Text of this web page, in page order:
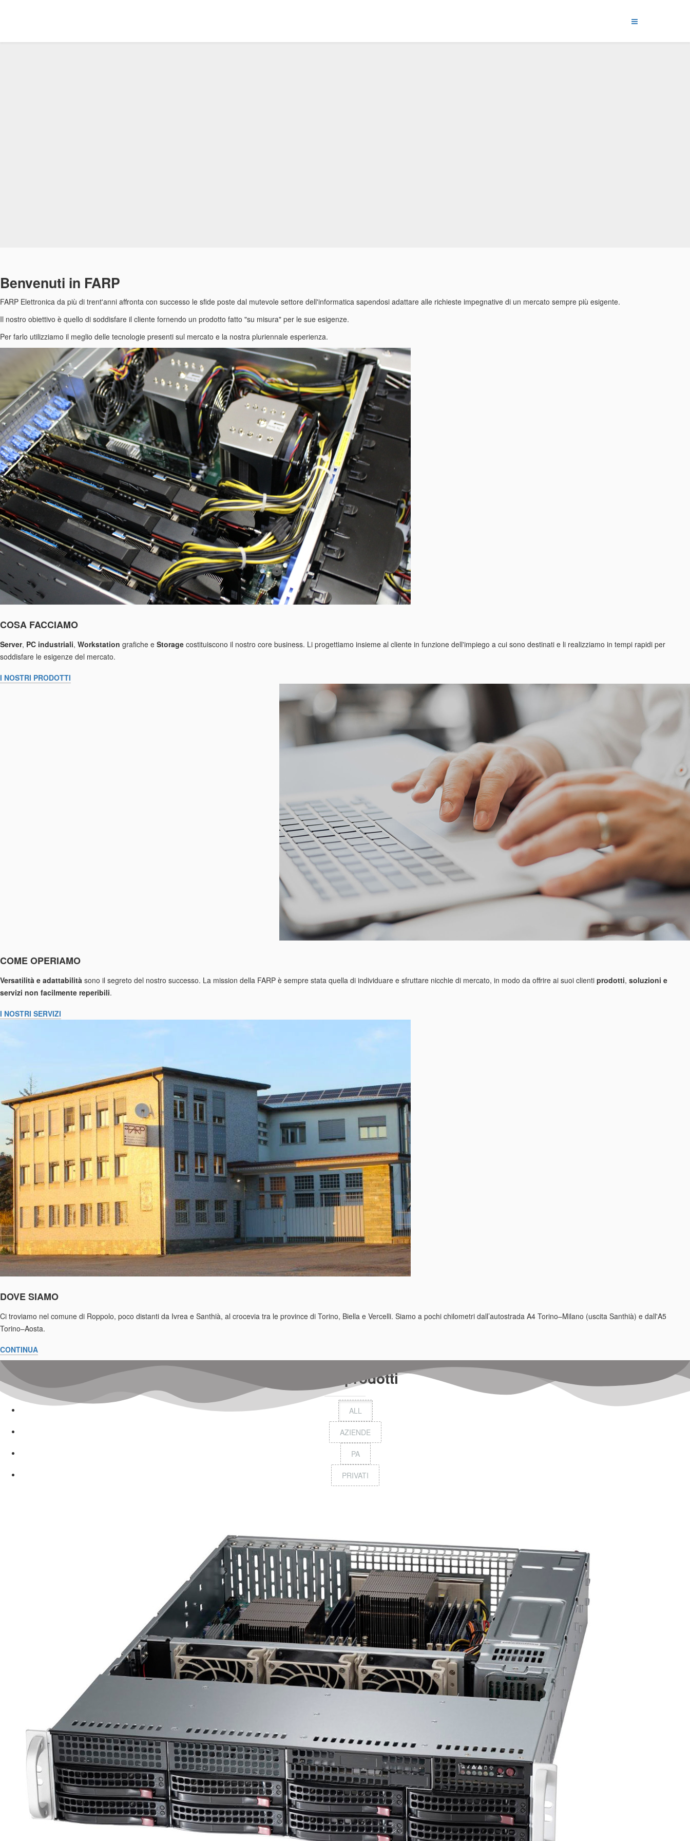
Benvenuti in FARP
FARP Elettronica da più di trent'anni affronta con successo le sfide poste dal mutevole settore dell'informatica sapendosi adattare alle richieste impegnative di un mercato sempre più esigente.
Il nostro obiettivo è quello di soddisfare il cliente fornendo un prodotto fatto "su misura" per le sue esigenze.
Per farlo utilizziamo il meglio delle tecnologie presenti sul mercato e la nostra pluriennale esperienza.
COSA FACCIAMO
Server, PC industriali, Workstation grafiche e Storage costituiscono il nostro core business. Li progettiamo insieme al cliente in funzione dell'impiego a cui sono destinati e li realizziamo in tempi rapidi per
soddisfare le esigenze del mercato.
I NOSTRI PRODOTTI
COME OPERIAMO
Versatilità e adattabilità sono il segreto del nostro successo. La mission della FARP è sempre stata quella di individuare e sfruttare nicchie di mercato, in modo da offrire ai suoi clienti prodotti, soluzioni e
servizi non facilmente reperibili.
I NOSTRI SERVIZI
DOVE SIAMO
Ci troviamo nel comune di Roppolo, poco distanti da Ivrea e Santhià, al crocevia tra le province di Torino, Biella e Vercelli. Siamo a pochi chilometri dall’autostrada A4 Torino–Milano (uscita Santhià) e dall'A5
Torino–Aosta.
CONTINUA
I nostri prodotti
ALL
AZIENDE
PA
PRIVATI